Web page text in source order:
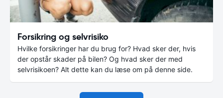
Forsikring og selvrisiko
Hvilke forsikringer har du brug for? Hvad sker der, hvis
der opstår skader på bilen? Og hvad sker der med
selvrisikoen? Alt dette kan du læse om på denne side.